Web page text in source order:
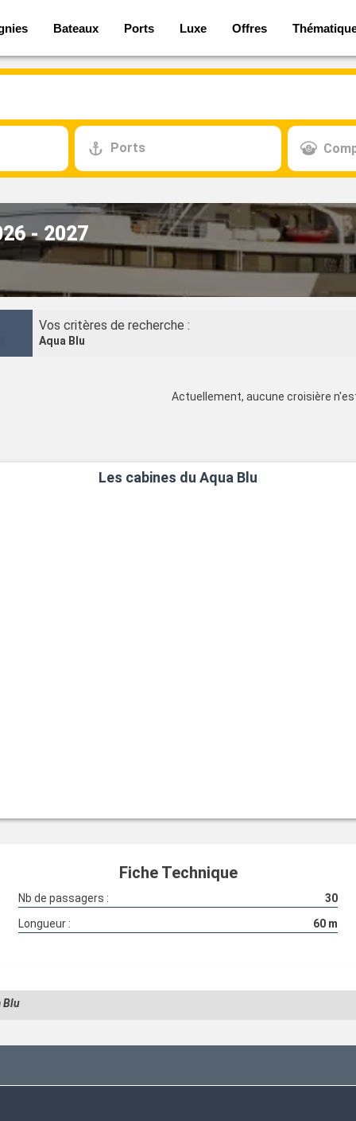
Bateaux Ports Luxe Offres
Ports
- 2027
Vos critères de recherche :
Aqua Blu
Actuellement, aucune croisière
Les cabines du Aqua Blu
Fiche Technique
Nb de passagers : 30
Longueur : 60 m
Blu